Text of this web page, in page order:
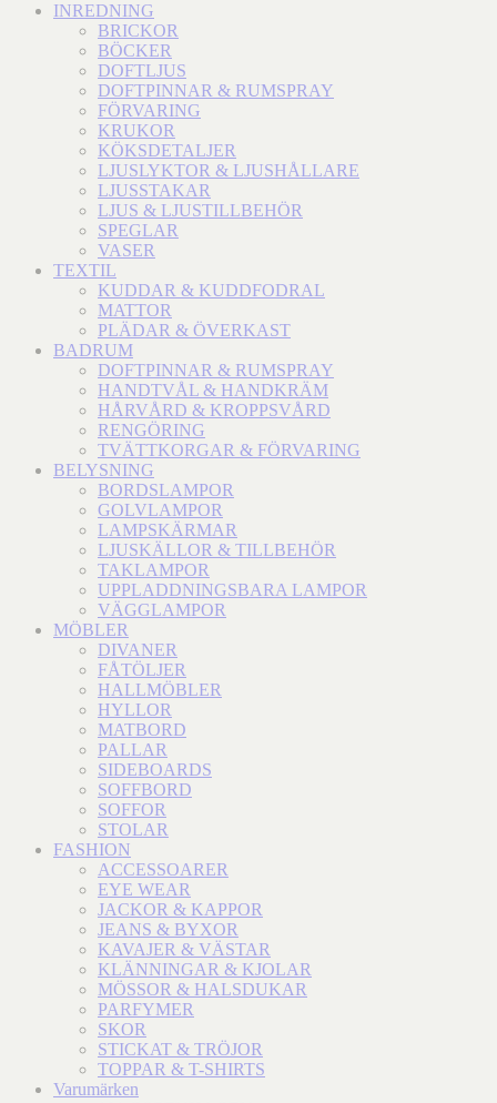
INREDNING
BRICKOR
BÖCKER
DOFTLJUS
DOFTPINNAR & RUMSPRAY
FÖRVARING
KRUKOR
KÖKSDETALJER
LJUSLYKTOR & LJUSHÅLLARE
LJUSSTAKAR
LJUS & LJUSTILLBEHÖR
SPEGLAR
VASER
TEXTIL
KUDDAR & KUDDFODRAL
MATTOR
PLÄDAR & ÖVERKAST
BADRUM
DOFTPINNAR & RUMSPRAY
HANDTVÅL & HANDKRÄM
HÅRVÅRD & KROPPSVÅRD
RENGÖRING
TVÄTTKORGAR & FÖRVARING
BELYSNING
BORDSLAMPOR
GOLVLAMPOR
LAMPSKÄRMAR
LJUSKÄLLOR & TILLBEHÖR
TAKLAMPOR
UPPLADDNINGSBARA LAMPOR
VÄGGLAMPOR
MÖBLER
DIVANER
FÅTÖLJER
HALLMÖBLER
HYLLOR
MATBORD
PALLAR
SIDEBOARDS
SOFFBORD
SOFFOR
STOLAR
FASHION
ACCESSOARER
EYE WEAR
JACKOR & KAPPOR
JEANS & BYXOR
KAVAJER & VÄSTAR
KLÄNNINGAR & KJOLAR
MÖSSOR & HALSDUKAR
PARFYMER
SKOR
STICKAT & TRÖJOR
TOPPAR & T-SHIRTS
Varumärken